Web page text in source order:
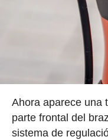
Ahora aparece una
parte frontal del
sistema de